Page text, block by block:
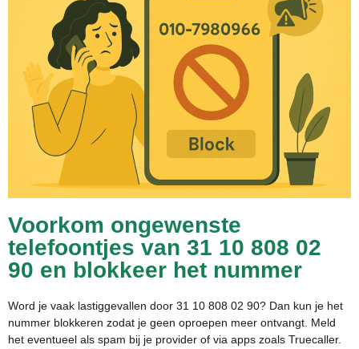
Voorkom ongewenste
telefoontjes van 31 10 808 02
90 en blokkeer het nummer
Word je vaak lastiggevallen door 31 10 808 02 90? Dan kun je het
nummer blokkeren zodat je geen oproepen meer ontvangt. Meld
het eventueel als spam bij je provider of via apps zoals Truecaller.